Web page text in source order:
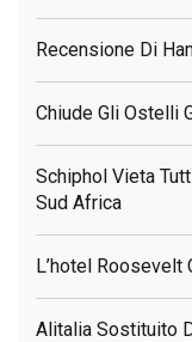
Recensione Di
Chiude Gli Ostelli
Schiphol Vieta
Sud Africa
L’hotel Roosevelt
Alitalia Sostituito